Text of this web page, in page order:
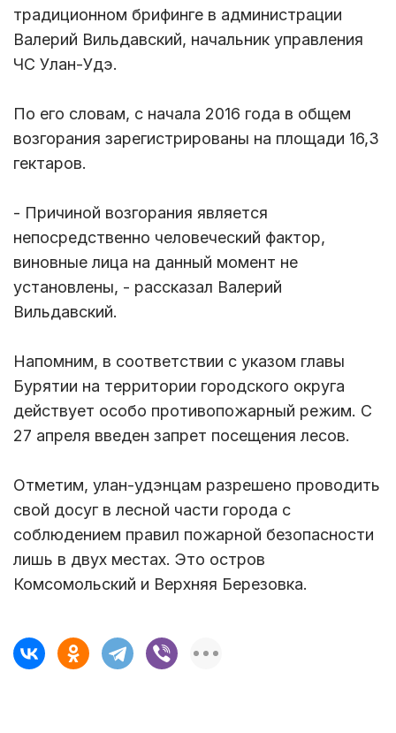
традиционном брифинге в администрации
Валерий Вильдавский, начальник управления
ЧС Улан-Удэ.
По его словам, с начала 2016 года в общем
возгорания зарегистрированы на площади 16,3
гектаров.
- Причиной возгорания является
непосредственно человеческий фактор,
виновные лица на данный момент не
установлены, - рассказал Валерий
Вильдавский.
Напомним, в соответствии с указом главы
Бурятии на территории городского округа
действует особо противопожарный режим. С
27 апреля введен запрет посещения лесов.
Отметим, улан-удэнцам разрешено проводить
свой досуг в лесной части города с
соблюдением правил пожарной безопасности
лишь в двух местах. Это остров
Комсомольский и Верхняя Березовка.